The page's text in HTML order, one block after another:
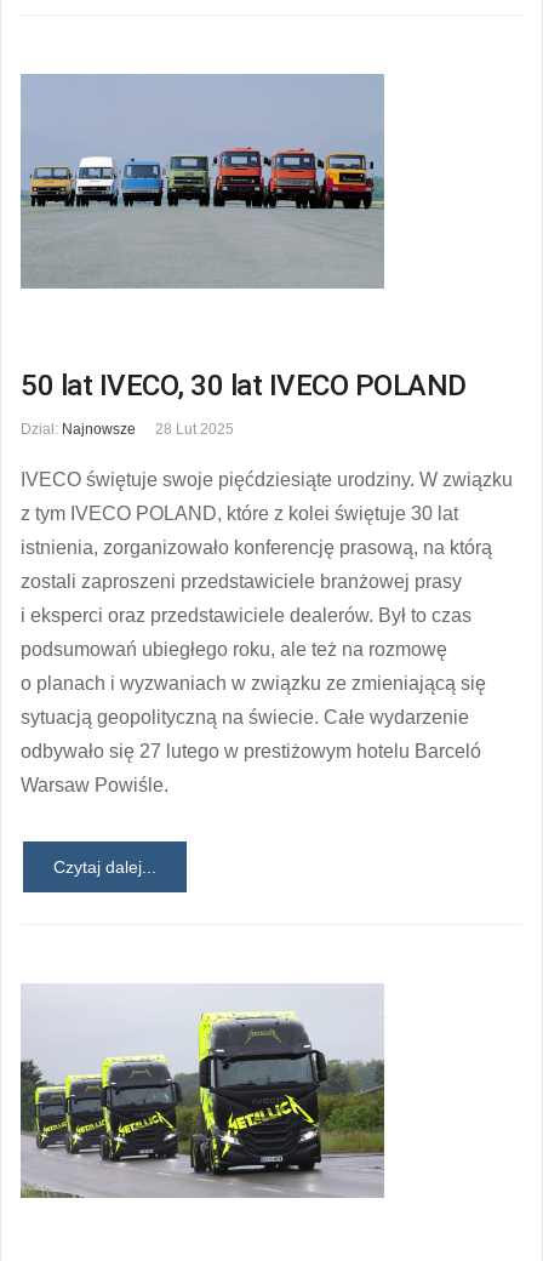
50 lat IVECO, 30 lat IVECO POLAND
Dział: Najnowsze 28 Lut 2025
IVECO świętuje swoje pięćdziesiąte urodziny. W związku
z tym IVECO POLAND, które z kolei świętuje 30 lat
istnienia, zorganizowało konferencję prasową, na którą
zostali zaproszeni przedstawiciele branżowej prasy
i eksperci oraz przedstawiciele dealerów. Był to czas
podsumowań ubiegłego roku, ale też na rozmowę
o planach i wyzwaniach w związku ze zmieniającą się
sytuacją geopolityczną na świecie. Całe wydarzenie
odbywało się 27 lutego w prestiżowym hotelu Barceló
Warsaw Powiśle.
Czytaj dalej...